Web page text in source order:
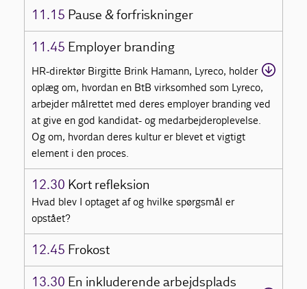
11.15 Pause & forfriskninger
11.45 Employer branding
HR-direktør Birgitte Brink Hamann, Lyreco, holder
oplæg om, hvordan en BtB virksomhed som Lyreco,
arbejder målrettet med deres employer branding ved
at give en god kandidat- og medarbejderoplevelse.
Og om, hvordan deres kultur er blevet et vigtigt
element i den proces.
12.30 Kort refleksion
Hvad blev I optaget af og hvilke spørgsmål er
opstået?
12.45 Frokost
13.30 En inkluderende arbejdsplads